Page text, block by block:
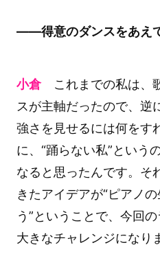
――得意のダンスをあえ
小倉これまでの私は、
スが主軸だったので、逆
強さを見せるには何をす
に、“踊らない私”という
なると思ったんです。そ
きたアイデアが“ピアノ
う”ということで、今回
大きなチャレンジになり